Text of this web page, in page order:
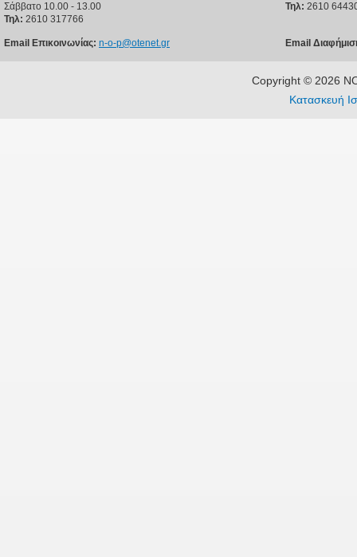
Σάββατο 10.00 - 13.00
Τηλ: 2610 317766
Email Επικοινωνίας: n-o-p@otenet.gr
Τηλ: 2610
Email
Copyright © 2026
Κατασκευή